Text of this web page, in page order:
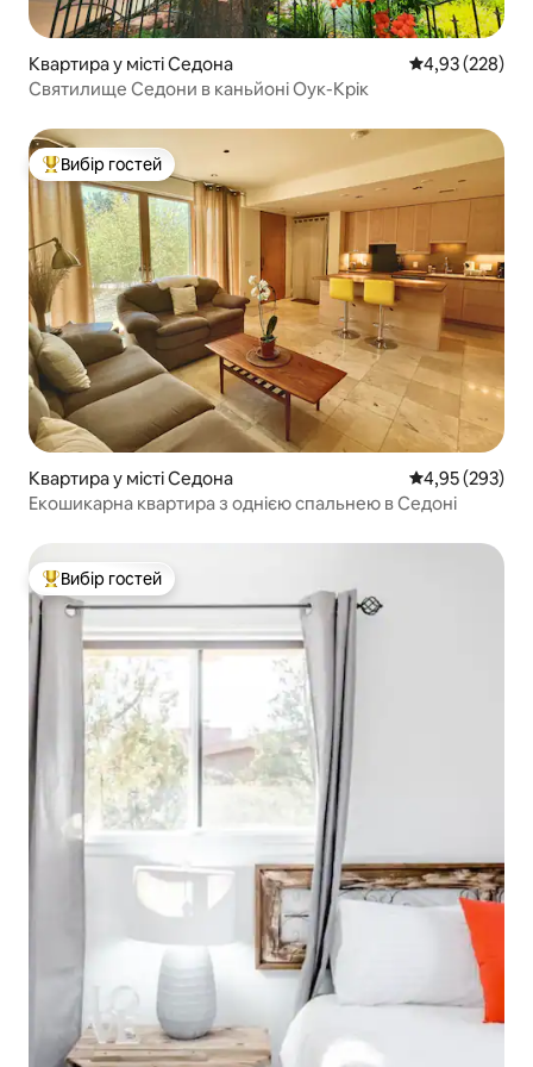
Квартира у місті Седона Середня
4,93 (228)
Святилище Седони в каньйоні Оук-Крік
Топ вибір гостей
Вибір гостей
Квартира у місті Седона Середня
4,95 (293)
Екошикарна квартира з однією спальнею в Седоні
Топ вибір гостей
Вибір гостей